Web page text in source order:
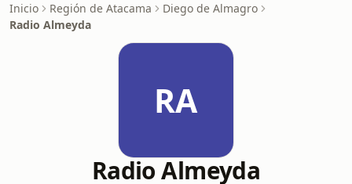
Inicio Región de Atacama
Diego de Almagro
Radio Almeyda
RA
Radio Almeyda